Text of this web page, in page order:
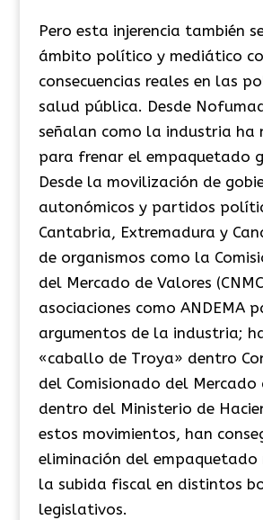
Pero esta injerencia también
ámbito político y mediático
consecuencias reales en las
salud pública. Desde
señalan como la industria ha
para frenar el empaquetado
Desde la movilización de
autonómicos y partidos
Cantabria, Extremadura y
de organismos como la
del Mercado de Valores
asociaciones como ANDEMA
argumentos de la industria;
«caballo de Troya» dentro
del Comisionado del Mercado
dentro del Ministerio de
estos movimientos, han
eliminación del empaquetado
la subida fiscal en distintos
legislativos.